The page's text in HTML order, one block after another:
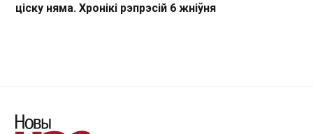
ціску няма. Хронікі рэпрэсій 6 жніўня